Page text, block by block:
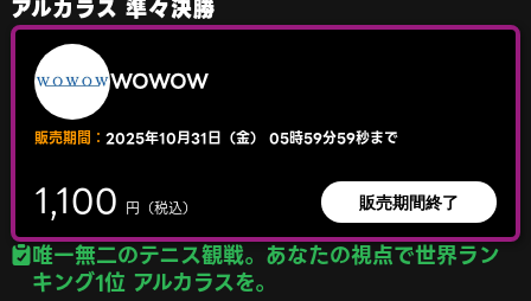
アルカラス 準々決勝
WOWOW
販売期間： 2025年10月31日（金） 05時59分59秒まで
1,100 円（税込） 販売期間終了
唯一無二のテニス観戦。あなたの視点で世界ラン
キング1位 アルカラスを。